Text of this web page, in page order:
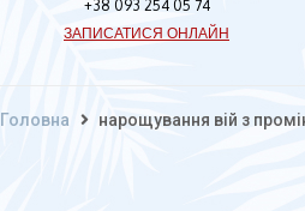
+38 093 254 05 74
ЗАПИСАТИСЯ ОНЛАЙН
Головна нарощування вій з